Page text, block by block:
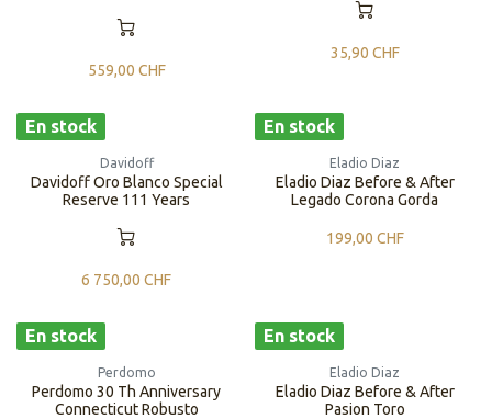
559,00 CHF
35,90 CHF
En stock
Davidoff
Davidoff Oro Blanco Special
Reserve 111 Years
6 750,00 CHF
En stock
Eladio Diaz
Eladio Diaz Before & After
Legado Corona Gorda
199,00 CHF
En stock
Perdomo
Perdomo 30 Th Anniversary
Connecticut Robusto
En stock
Eladio Diaz
Eladio Diaz Before & After
Pasion Toro